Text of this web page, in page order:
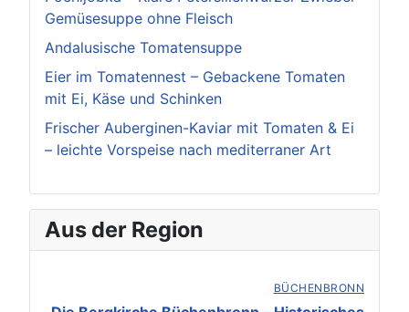
Gemüsesuppe ohne Fleisch
Andalusische Tomatensuppe
Eier im Tomatennest – Gebackene Tomaten
mit Ei, Käse und Schinken
Frischer Auberginen-Kaviar mit Tomaten & Ei
– leichte Vorspeise nach mediterraner Art
Aus der Region
BÜCHENBRONN